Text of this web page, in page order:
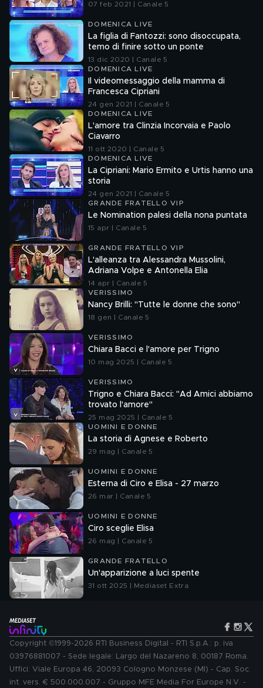
07 feb 2021 | Canale 5
DOMENICA LIVE
La figlia di Fantozzi: sono disoccupata,
temo di finire sotto un ponte
13 dic 2020 | Canale 5
DOMENICA LIVE
Il videomessaggio della mamma di
Francesca Cipriani
24 gen 2021 | Canale 5
DOMENICA LIVE
L'amore tra Clinzia Incorvaia e Paolo
Ciavarro
11 ott 2020 | Canale 5
DOMENICA LIVE
La Cipriani: Mario Ermito e Urtis hanno una
storia
24 gen 2021 | Canale 5
GRANDE FRATELLO VIP
Le Nomination palesi della nona puntata
15 apr | Canale 5
GRANDE FRATELLO VIP
L'alleanza tra Alessandra Mussolini,
Adriana Volpe e Antonella Elia
14 apr | Canale 5
VERISSIMO
Nancy Brilli: "Tutte le donne che sono"
18 gen | Canale 5
VERISSIMO
Chiara Bacci e l'amore per Trigno
10 mag 2025 | Canale 5
VERISSIMO
Trigno e Chiara Bacci: "Ad Amici abbiamo
trovato l'amore"
25 mag 2025 | Canale 5
UOMINI E DONNE
La storia di Agnese e Roberto
29 mag | Canale 5
UOMINI E DONNE
Esterna di Ciro e Elisa - 27 marzo
26 mar | Canale 5
UOMINI E DONNE
Ciro sceglie Elisa
26 mag | Canale 5
GRANDE FRATELLO
Un'apparizione a luci spente
31 ott 2025 | Mediaset Extra
Copyright ©1999-2026 RTI Business Digital - RTI S.p.A.: p. iva
03976881007 - Sede legale: Largo del Nazareno 8, 00187 Roma.
Uffici: Viale Europa 46, 20093 Cologno Monzese (MI) - Cap. Soc.
int. vers. € 500.000.007 - Gruppo MFE Media For Europe N.V. -